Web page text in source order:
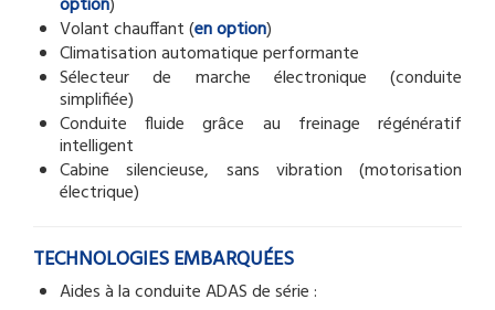
Volant chauffant (en option)
Climatisation automatique performante
Sélecteur de marche électronique (conduite
simplifiée)
Conduite fluide grâce au freinage régénératif
intelligent
Cabine silencieuse, sans vibration (motorisation
électrique)
TECHNOLOGIES EMBARQUÉES
Aides à la conduite ADAS de série :